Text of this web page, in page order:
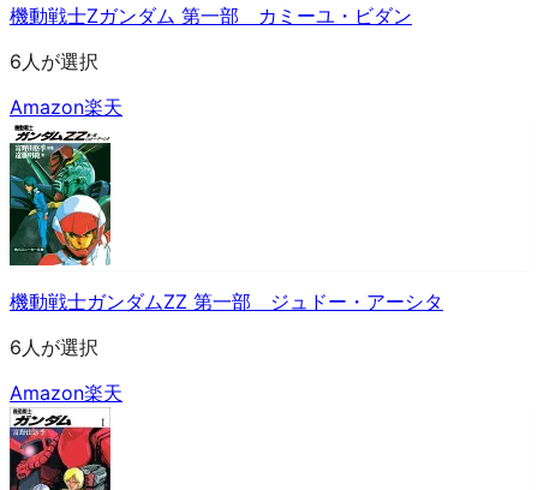
機動戦士Zガンダム 第一部 カミーユ・ビダン
6人が選択
Amazon楽天
機動戦士ガンダムZZ 第一部 ジュドー・アーシタ
6人が選択
Amazon楽天